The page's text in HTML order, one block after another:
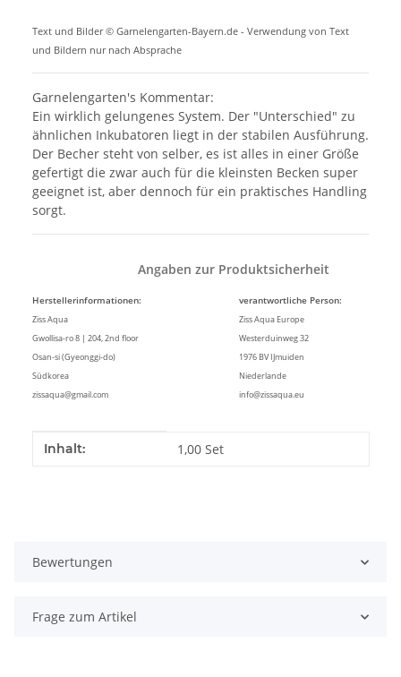
Text und Bilder © Garnelengarten-Bayern.de - Verwendung von Text
und Bildern nur nach Absprache
Garnelengarten's Kommentar:
Ein wirklich gelungenes System. Der "Unterschied" zu
ähnlichen Inkubatoren liegt in der stabilen Ausführung.
Der Becher steht von selber, es ist alles in einer Größe
gefertigt die zwar auch für die kleinsten Becken super
geeignet ist, aber dennoch für ein praktisches Handling
sorgt.
Angaben zur Produktsicherheit
Herstellerinformationen: verantwortliche Person:
Ziss Aqua
Ziss Aqua Europe
Gwollisa-ro 8 | 204, 2nd floor
Westerduinweg 32
Osan-si (Gyeonggi-do)
1976 BV IJmuiden
Südkorea
Niederlande
zissaqua@gmail.com
info@zissaqua.eu
Produkteigenschaft
Wert
Inhalt: 1,00 Set
Bewertungen
Frage zum Artikel